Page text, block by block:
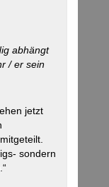
abhängt
/ er sein
jetzt
sondern